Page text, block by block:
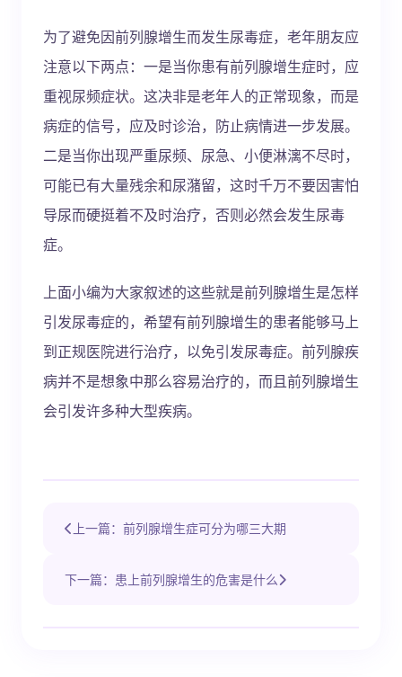
为了避免因前列腺增生而发生尿毒症，老年朋友应
注意以下两点：一是当你患有前列腺增生症时，应
重视尿频症状。这决非是老年人的正常现象，而是
病症的信号，应及时诊治，防止病情进一步发展。
二是当你出现严重尿频、尿急、小便淋漓不尽时，
可能已有大量残余和尿潴留，这时千万不要因害怕
导尿而硬挺着不及时治疗，否则必然会发生尿毒
症。
上面小编为大家叙述的这些就是前列腺增生是怎样
引发尿毒症的，希望有前列腺增生的患者能够马上
到正规医院进行治疗，以免引发尿毒症。前列腺疾
病并不是想象中那么容易治疗的，而且前列腺增生
会引发许多种大型疾病。
上一篇：前列腺增生症可分为哪三大期
下一篇：患上前列腺增生的危害是什么